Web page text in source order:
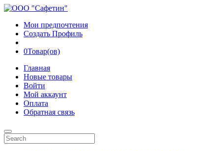
Мои предпочтения
Создать Профиль
0Товар(ов)
Главная
Новые товары
Войти
Мой аккаунт
Оплата
Обратная связь